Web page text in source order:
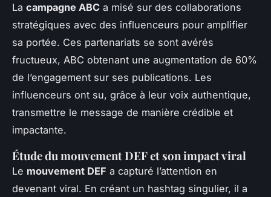
La campagne ABC a misé sur des collaborations
stratégiques avec des influenceurs pour amplifier
sa portée. Ces partenariats se sont avérés
fructueux, ABC obtenant une augmentation de 60%
de l’engagement sur ses publications. Les
influenceurs ont su, grâce à leur voix authentique,
transmettre le message de manière crédible et
impactante.
Étude du mouvement DEF et son impact viral
Le mouvement DEF a capturé l’attention en
devenant viral. En créant un hashtag singulier, il a